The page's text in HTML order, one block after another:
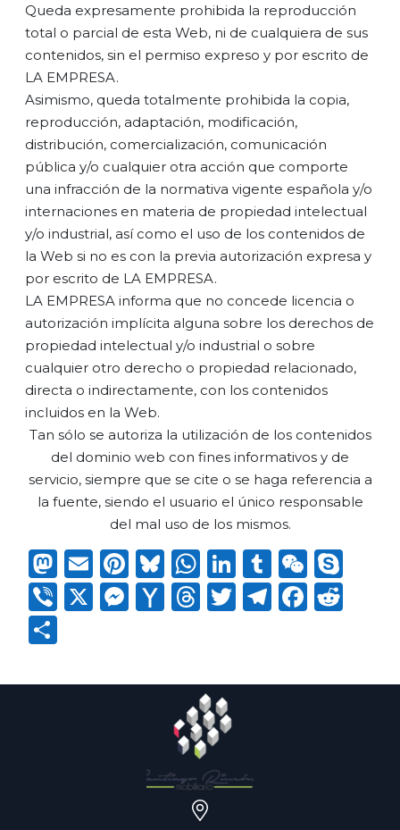
Queda expresamente prohibida la reproducción
total o parcial de esta Web, ni de cualquiera de sus
contenidos, sin el permiso expreso y por escrito de
LA EMPRESA.
Asimismo, queda totalmente prohibida la copia,
reproducción, adaptación, modificación,
distribución, comercialización, comunicación
pública y/o cualquier otra acción que comporte
una infracción de la normativa vigente española y/o
internaciones en materia de propiedad intelectual
y/o industrial, así como el uso de los contenidos de
la Web si no es con la previa autorización expresa y
por escrito de LA EMPRESA.
LA EMPRESA informa que no concede licencia o
autorización implícita alguna sobre los derechos de
propiedad intelectual y/o industrial o sobre
cualquier otro derecho o propiedad relacionado,
directa o indirectamente, con los contenidos
incluidos en la Web.
Tan sólo se autoriza la utilización de los contenidos
del dominio web con fines informativos y de
servicio, siempre que se cite o se haga referencia a
la fuente, siendo el usuario el único responsable
del mal uso de los mismos.
Mastodon
EmailPinterest
Bluesky
WhatsApp
LinkedIn
Tumblr
Viber
X Messenger
Yahoo
Threads
Twitter